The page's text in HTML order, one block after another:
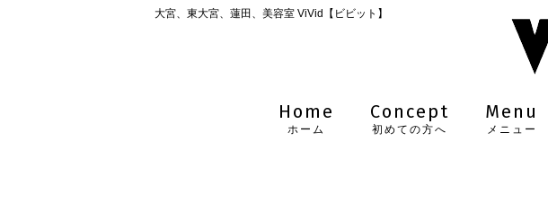
大宮、東大宮、蓮田、美容室 ViVid【ビビット】
Home
ホーム
Concept
初めての方へ
Menu
メニュー